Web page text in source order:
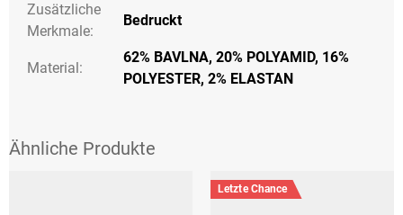
Zusätzliche
Merkmale:
Bedruckt
Material:
62% BAVLNA, 20% POLYAMID, 16%
POLYESTER, 2% ELASTAN
Letzte Chance